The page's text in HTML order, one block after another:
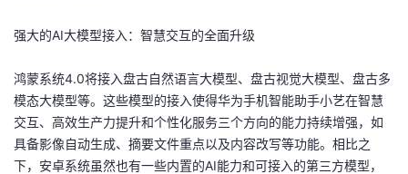
子
直
播
的
活
我
的
我
强大的AI大模型接入：智慧交互的全面升级
鸿蒙系统4.0将接入盘古自然语言大模型、盘古视觉大模型、盘古多
模态大模型等。这些模型的接入使得华为手机智能助手小艺在智慧
交互、高效生产力提升和个性化服务三个方向的能力持续增强，如
具备影像自动生成、摘要文件重点以及内容改写等功能。相比之
下，安卓系统虽然也有一些内置的AI能力和可接入的第三方模型，